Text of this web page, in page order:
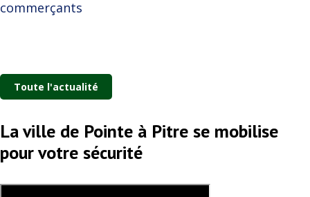
commerçants
Toute l'actualité
La ville de Pointe à Pitre se mobilise
pour votre sécurité